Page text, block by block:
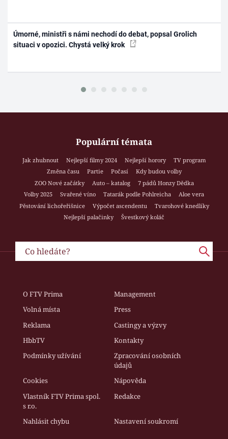
Úmorné, ministři s námi nechodí do debat, popsal Grolich
situaci v opozici. Chystá velký krok
Populární témata
Jak zhubnout Nejlepší filmy 2024 Nejlepší horory
TV program
Změna času
Partie Počasí
Kdy budou volby
ZOO Nové začátky
Auto – katalog
7 pádů Honzy Dědka
Volby 2025
Svařené víno Tatarák podle Pohlreicha
Aloe vera
Pěstování lichořeřišnice
Výpočet ascendentu
Tvarohové knedlíky
Nejlepší palačinky
Švestkový koláč
O FTV Prima
Management
Volná místa
Press
Reklama
Castingy a výzvy
HbbTV
Kontakty
Podmínky užívání
Zpracování osobních
údajů
Cookies
Nápověda
Vlastník FTV Prima spol.
s r.o.
Redakce
Nahlásit chybu Nastavení soukromí